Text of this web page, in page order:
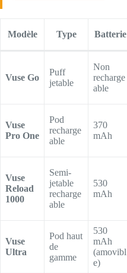
Modèle Type Batterie
Vuse Go
Puff
jetable
Non
recharge
able
Vuse
Pro One
Pod
recharge
able
370
mAh
Vuse
Reload
1000
Semi-
jetable
recharge
able
530
mAh
Vuse
Ultra
Pod haut
de
gamme
530
mAh
(amovibl
e)